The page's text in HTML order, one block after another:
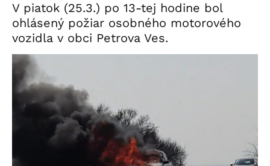
V piatok (25.3.) po 13-tej hodine bol
ohlásený požiar osobného motorového
vozidla v obci Petrova Ves.